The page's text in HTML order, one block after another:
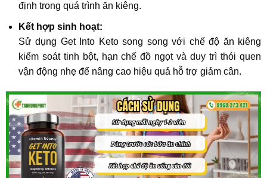
định trong quá trình ăn kiêng.
Kết hợp sinh hoạt:
Sử dụng Get Into Keto song song với chế độ ăn kiêng
kiểm soát tinh bột, hạn chế đồ ngọt và duy trì thói quen
vận động nhẹ để nâng cao hiệu quả hỗ trợ giảm cân.